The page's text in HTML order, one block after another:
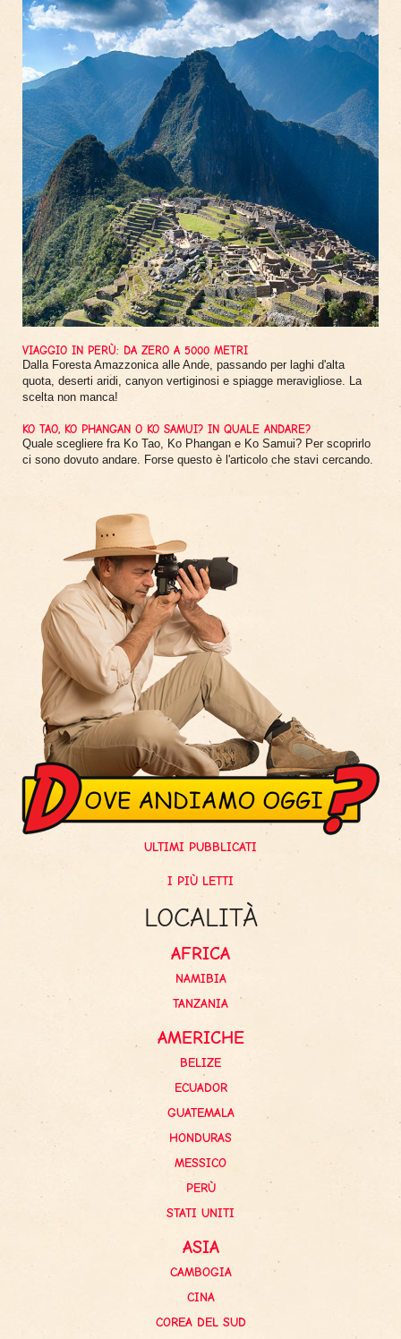
VIAGGIO IN PERÙ: DA ZERO A 5000 METRI
Dalla Foresta Amazzonica alle Ande, passando per laghi d'alta
quota, deserti aridi, canyon vertiginosi e spiagge meravigliose. La
scelta non manca!
KO TAO, KO PHANGAN O KO SAMUI? IN QUALE ANDARE?
Quale scegliere fra Ko Tao, Ko Phangan e Ko Samui? Per scoprirlo
ci sono dovuto andare. Forse questo è l'articolo che stavi cercando.
ULTIMI PUBBLICATI
I PIÙ LETTI
LOCALITÀ
AFRICA
NAMIBIA
TANZANIA
AMERICHE
BELIZE
ECUADOR
GUATEMALA
HONDURAS
MESSICO
PERÙ
STATI UNITI
ASIA
CAMBOGIA
CINA
COREA DEL SUD